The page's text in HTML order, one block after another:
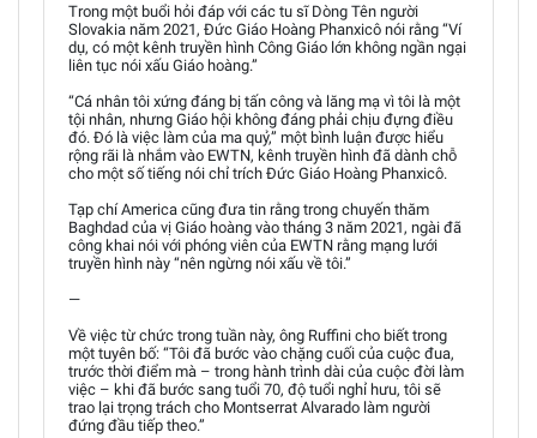
Trong một buổi hỏi đáp với các tu sĩ Dòng Tên người
Slovakia năm 2021, Đức Giáo Hoàng Phanxicô nói rằng “Ví
dụ, có một kênh truyền hình Công Giáo lớn không ngần ngại
liên tục nói xấu Giáo hoàng.”
“Cá nhân tôi xứng đáng bị tấn công và lăng mạ vì tôi là một
tội nhân, nhưng Giáo hội không đáng phải chịu đựng điều
đó. Đó là việc làm của ma quỷ,” một bình luận được hiểu
rộng rãi là nhắm vào EWTN, kênh truyền hình đã dành chỗ
cho một số tiếng nói chỉ trích Đức Giáo Hoàng Phanxicô.
Tạp chí America cũng đưa tin rằng trong chuyến thăm
Baghdad của vị Giáo hoàng vào tháng 3 năm 2021, ngài đã
công khai nói với phóng viên của EWTN rằng mạng lưới
truyền hình này “nên ngừng nói xấu về tôi.”
—
Về việc từ chức trong tuần này, ông Ruffini cho biết trong
một tuyên bố: “Tôi đã bước vào chặng cuối của cuộc đua,
trước thời điểm mà – trong hành trình dài của cuộc đời làm
việc – khi đã bước sang tuổi 70, độ tuổi nghỉ hưu, tôi sẽ
trao lại trọng trách cho Montserrat Alvarado làm người
đứng đầu tiếp theo.”